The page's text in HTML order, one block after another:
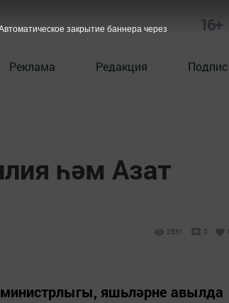
16+
Реклама Редакция
һәм Азат
2561 0
яшьләрне авылда
закрытие баннера через